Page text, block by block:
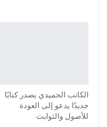
الكاتب الحميدي يصدر كتابًا
جديدًا يدعو إلى العودة
للأصول والثوابت